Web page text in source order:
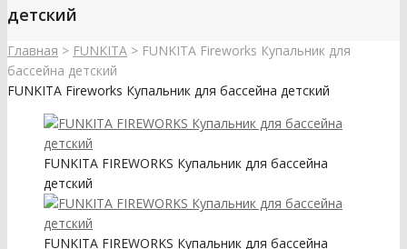
детский
Главная > FUNKITA > FUNKITA Fireworks Купальник для
бассейна детский
FUNKITA Fireworks Купальник для бассейна детский
FUNKITA FIREWORKS Купальник для бассейна
детский
FUNKITA FIREWORKS Купальник для бассейна